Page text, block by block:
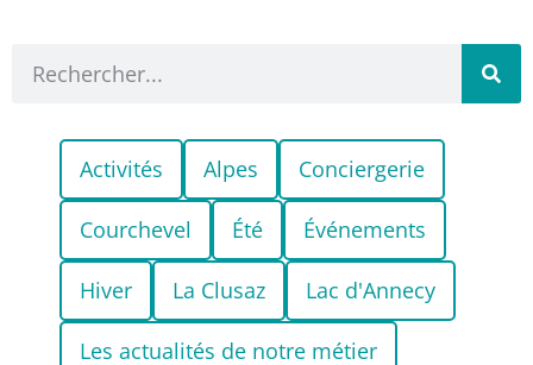
Activités Alpes Conciergerie
Courchevel Été Événements
Hiver La Clusaz Lac d'Annecy
Les actualités de notre métier